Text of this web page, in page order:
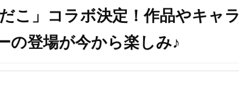
こ」コラボ決定！作品やキャラ
の登場が今から楽しみ♪